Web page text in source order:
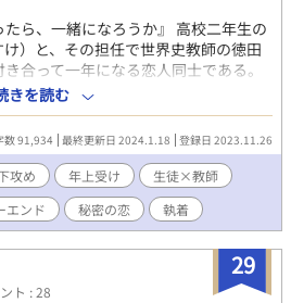
@bontenmaru-b7g
たら、一緒になろうか』 高校二年生の
）と、その担任で世界史教師の徳田
合って一年になる恋人同士である。
ったが、一緒になる未来を夢見るほ
に過ごしていた。 そこへ紘夢の元教
ももせちかぜ）が教育実習生としてや
いがすれ違ってしまい──。 【独占欲
お兄さん先生】 自分が何も持たない
く思っている、いつまでも幸いに臆
きを読む
数 91,934 最終更新日 2024.1.18 登録日 2023.11.26
攻め 年上受け
生徒×教師
エンド 秘密の恋 執着
29
ト : 28